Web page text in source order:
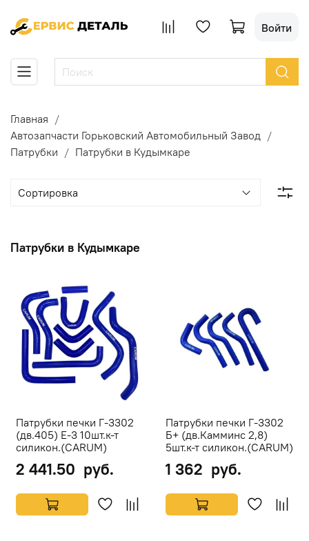
Войти
Главная
Автозапчасти Горьковский Автомобильный Завод
Патрубки
Патрубки в Кудымкаре
Патрубки в Кудымкаре
Патрубки печки Г-3302
(дв.405) Е-3 10шт.к-т
силикон.(CARUM)
2 441.50 руб.
Патрубки печки Г-3302
Б+ (дв.Камминс 2,8)
5шт.к-т силикон.(CARUM)
1 362 руб.